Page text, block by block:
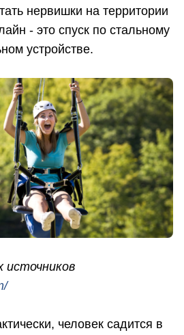
нервишки на территории
- это спуск по стальному
устройстве.
источников
человек садится в